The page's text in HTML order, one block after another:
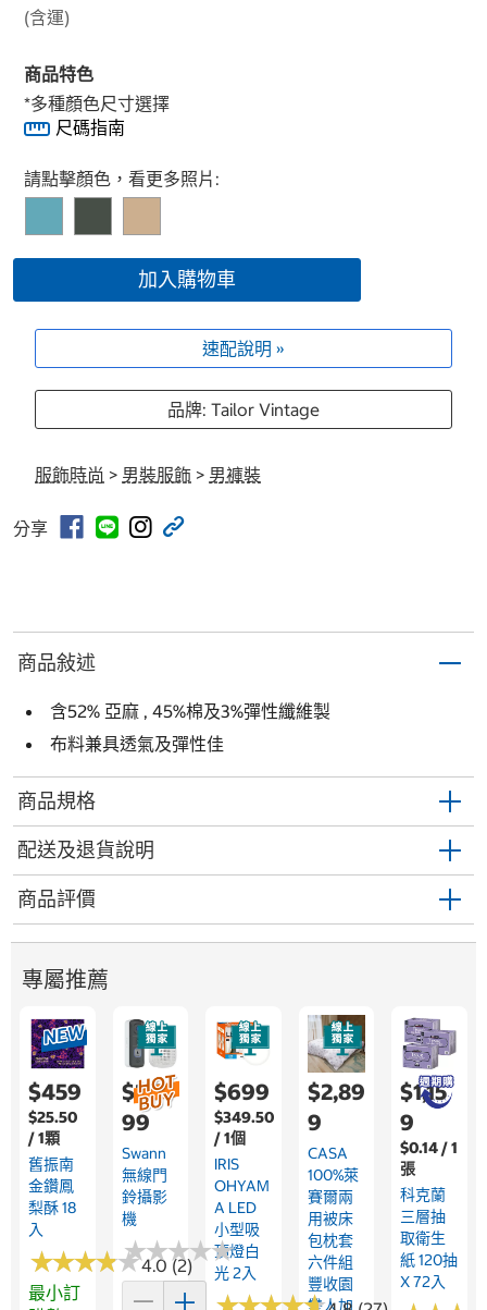
(含運)
商品特色
*多種顏色尺寸選擇
尺碼指南
Select product
請點擊顏色，看更多照片:
加入購物車
速配說明 »
品牌: Tailor Vintage
服飾時尚 > 男裝服飾 > 男褲裝
分享
商品敍述
含52% 亞麻 , 45%棉及3%彈性纖維製
布料兼具透氣及彈性佳
商品規格
配送及退貨說明
商品評價
專屬推薦
$459
$25.50
/ 1顆
舊振南
金鑽鳳
梨酥 18
入
★★★★★
★★★★★4.0 (2)
最小訂
$2,9
99
Swann
無線門
鈴攝影
機
★★★★★
★★★★★
$699
$349.50
/ 1個
IRIS
OHYAM
A LED
小型吸
頂燈白
光 2入
$2,89
9
CASA
100%萊
賽爾兩
用被床
包枕套
六件組
豐收園
雙人加
$1,15
9
$0.14 / 1
張
科克蘭
三層抽
取衛生
紙 120抽
X 72入